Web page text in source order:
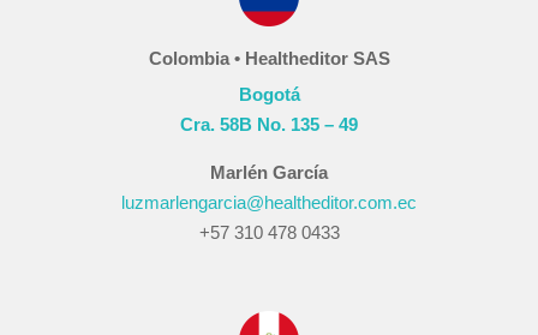
Colombia • Healtheditor SAS
Bogotá
Cra. 58B No. 135 – 49
Marlén García
luzmarlengarcia@healtheditor.com.ec
+57 310 478 0433